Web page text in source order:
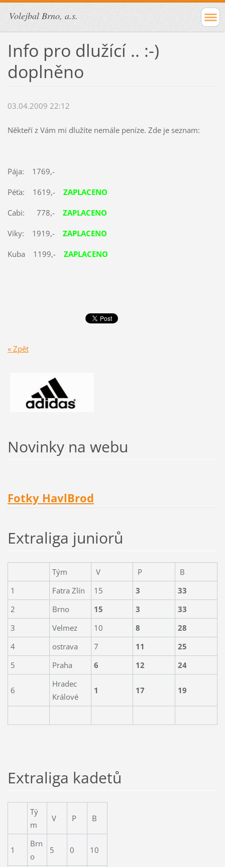
Volejbal Brno, a.s.
Info pro dlužící .. :-)
doplněno
03.04.2009 22:12
Někteří z Vám mi dlužíte nemále peníze. Zde je seznam:
Pája: 1769,-
Péťa: 1619,- ZAPLACENO
Cabi: 778,- ZAPLACENO
Viky: 1919,- ZAPLACENO
Kuba 1199,- ZAPLACENO
« Zpět
Novinky na webu
Fotky HavlBrod
Extraliga juniorů
Tým V P
B
1
Fatra Zlín 15 3
33
2
Brno 15 3
33
3
Velmez 10 8
28
4
ostrava 7 11
25
5
Praha 6 12 24
6
Hradec
Králové
1 17 19
Extraliga kadetů
Tý
m
V P B
1
Brn
o
5 0 10